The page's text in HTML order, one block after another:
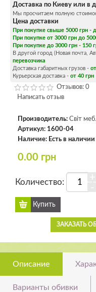
Доставка по Киеву или в
Мы просчитаем полную
Цена доставки
При покупке свыше 5000 грн -
При покупке от 3000 грн до
При покупке до 3000 грн - 150
В другой город (Новая почта,
перевозчика
Доставка габаритных грузов -
Курьерская доставка - от 40 грн
Отзывов: 0
Написать отзыв
Производитель: Світ
Артикул: 1600-04
Наличие: Есть в наличии
0.00 грн
Количество:
ЗАКАЗАТЬ
Описание
Варианты обивки